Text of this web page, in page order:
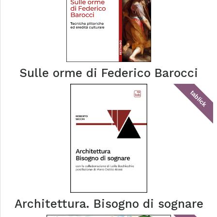
Sulle orme di Federico Barocci
tablick
Architettura. Bisogno di sognare